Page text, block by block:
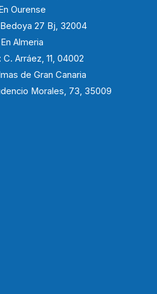
En Ourense
27 Bj, 32004
En Almeria
C. Arráez, 11, 04002
de Gran Canaria
Morales, 73, 35009